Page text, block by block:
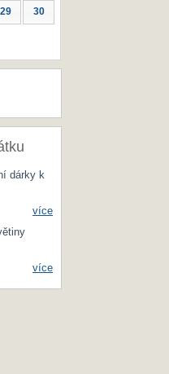
29 30
dárky k
více
více